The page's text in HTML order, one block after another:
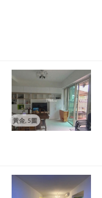
黃金, 5圖